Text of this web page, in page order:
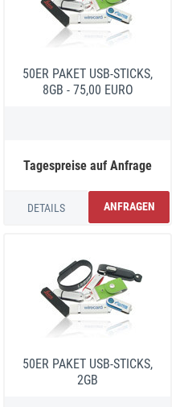
50ER PAKET USB-STICKS,
8GB - 75,00 EURO
Tagespreise auf Anfrage
DETAILS ANFRAGEN
50ER PAKET USB-STICKS,
2GB